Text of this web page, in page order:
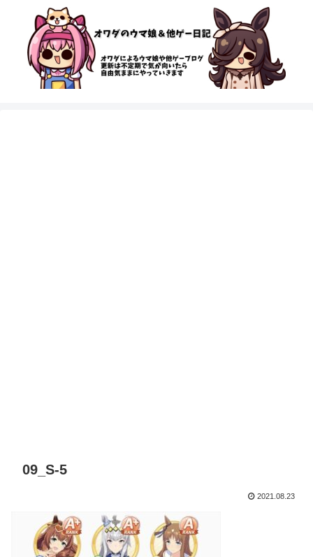
09_S-5
2021.08.23